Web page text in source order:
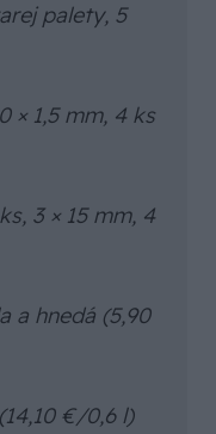
palety, 5
× 1,5 mm, 4 ks
3 × 15 mm, 4
a hnedá (5,90
€/0,6 l)